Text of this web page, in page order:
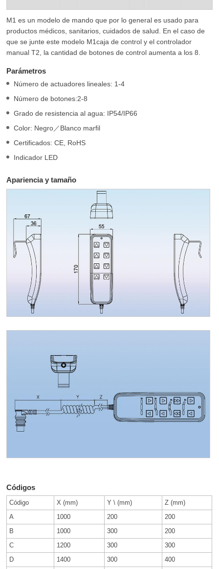
M1 es un modelo de mando que por lo general es usado para
productos médicos, sanitarios, cuidados de salud. En el caso de
que se junte este modelo M1caja de control y el controlador
manual T2, la cantidad de botones de control aumenta a los 8.
Parámetros
Número de actuadores lineales: 1-4
Número de botones:2-8
Grado de resistencia al agua: IP54/IP66
Color: Negro／Blanco marfil
Certificados: CE, RoHS
Indicador LED
Apariencia y tamaño
Códigos
Código X (mm) Y \ (mm)
Z (mm)
A
1000 200
200
B
1000 300
200
C
1200 300
300
D
1400 300
400